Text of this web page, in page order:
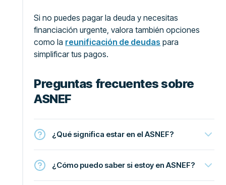
Si no puedes pagar la deuda y necesitas
financiación urgente, valora también opciones
como la reunificación de deudas para
simplificar tus pagos.
Preguntas frecuentes sobre
ASNEF
¿Qué significa estar en el ASNEF?
¿Cómo puedo saber si estoy en ASNEF?